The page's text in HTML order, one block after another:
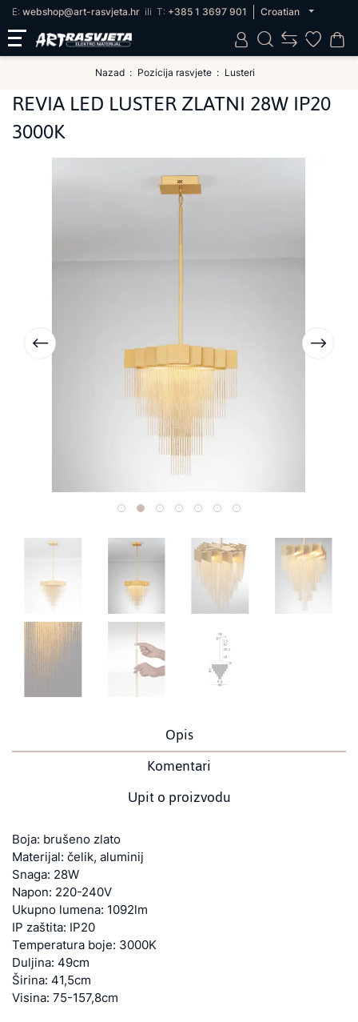
E: webshop@art-rasvjeta.hr ili T: +385 1 3697 901 Croatian
Nazad Pozicija rasvjete Lusteri
REVIA LED LUSTER ZLATNI 28W IP20
3000K
Opis
Komentari
Upit o proizvodu
Boja: brušeno zlato
Materijal: čelik, aluminij
Snaga: 28W
Napon: 220-240V
Ukupno lumena: 1092lm
IP zaštita: IP20
Temperatura boje: 3000K
Duljina: 49cm
Širina: 41,5cm
Visina: 75-157,8cm